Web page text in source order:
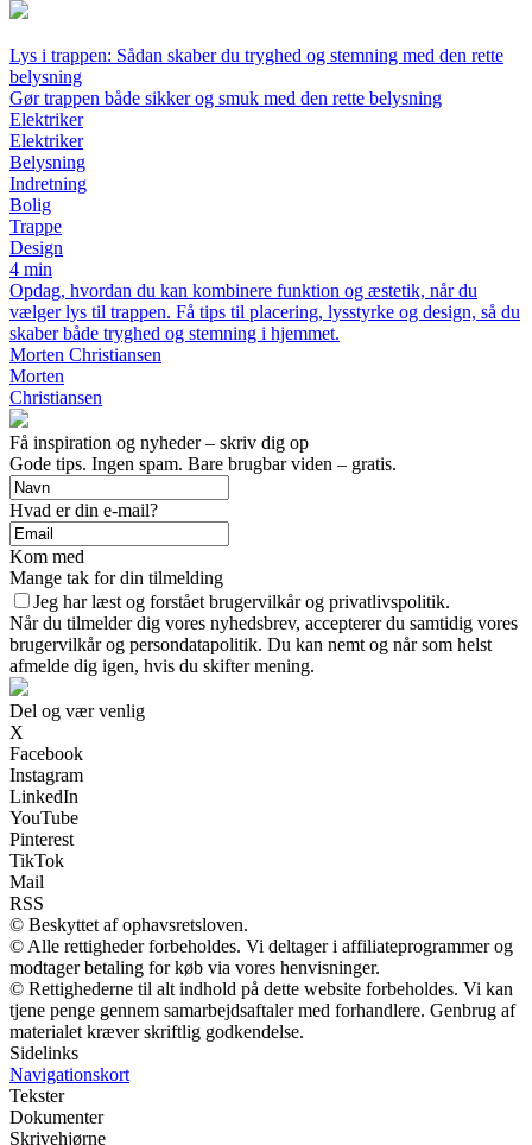
Lys i trappen: Sådan skaber du tryghed og stemning med den rette
belysning
Gør trappen både sikker og smuk med den rette belysning
Elektriker
Elektriker
Belysning
Indretning
Bolig
Trappe
Design
4 min
Opdag, hvordan du kan kombinere funktion og æstetik, når du
vælger lys til trappen. Få tips til placering, lysstyrke og design, så du
skaber både tryghed og stemning i hjemmet.
Morten Christiansen
Morten
Christiansen
Få inspiration og nyheder – skriv dig op
Gode tips. Ingen spam. Bare brugbar viden – gratis.
Hvad er din e-mail?
Kom med
Mange tak for din tilmelding
Jeg har læst og forstået brugervilkår og privatlivspolitik.
Når du tilmelder dig vores nyhedsbrev, accepterer du samtidig vores
brugervilkår og persondatapolitik. Du kan nemt og når som helst
afmelde dig igen, hvis du skifter mening.
Del og vær venlig
X
Facebook
Instagram
LinkedIn
YouTube
Pinterest
TikTok
Mail
RSS
© Beskyttet af ophavsretsloven.
© Alle rettigheder forbeholdes. Vi deltager i affiliateprogrammer og
modtager betaling for køb via vores henvisninger.
© Rettighederne til alt indhold på dette website forbeholdes. Vi kan
tjene penge gennem samarbejdsaftaler med forhandlere. Genbrug af
materialet kræver skriftlig godkendelse.
Sidelinks
Navigationskort
Tekster
Dokumenter
Skrivehjørne